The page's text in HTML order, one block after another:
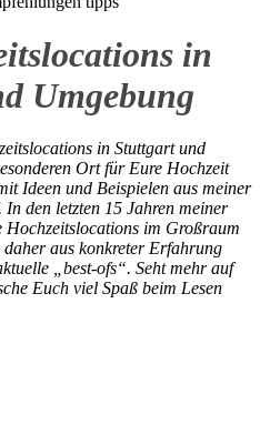
in
Umgebung
in Stuttgart und
Ort für Eure Hochzeit
Ideen und Beispielen aus meiner
den letzten 15 Jahren meiner
im Großraum
aus konkreter Erfahrung
„best-ofs“. Seht mehr auf
Euch viel Spaß beim Lesen